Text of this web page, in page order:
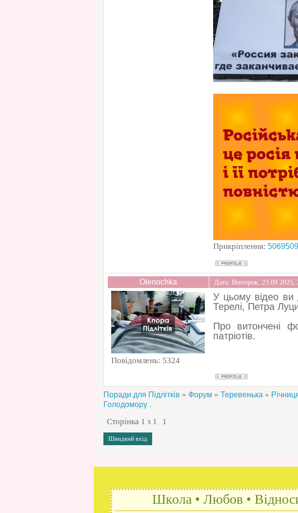
Прикріплення:
Olenochka Дата: Вівторок,
Повідомлень: 5324
У цьому відео ви
Терелі, Петра
Про витончені
патріотів.
Поради для Підлітків » Форум » Теревенька »
Голодомору .
Сторінка 1 з 1
1
Школа • Любов •